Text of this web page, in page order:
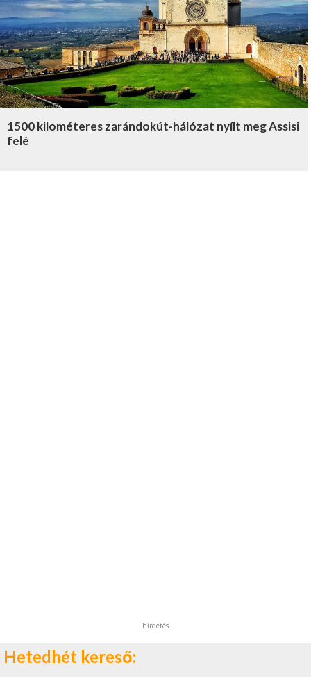
1500 kilométeres zarándokút-hálózat nyílt meg Assisi
felé
hirdetés
Hetedhét kereső: